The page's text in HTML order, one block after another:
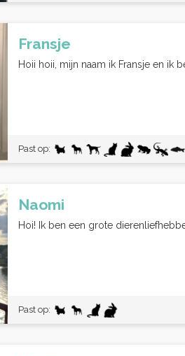
Fransje
Hoii hoii, mijn naam ik Fransje en ik
Past op:
Naomi
Hoi! Ik ben een grote
Past op: